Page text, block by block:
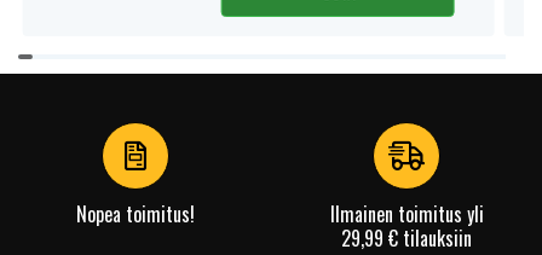
Item
1
Nopea toimitus!
Ilmainen toimitus yli
29,99 € tilauksiin